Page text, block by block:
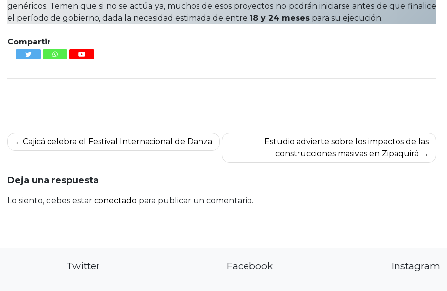
genéricos. Temen que si no se actúa ya, muchos de esos proyectos no podrán iniciarse antes de que finalice
el período de gobierno, dada la necesidad estimada de entre 18 y 24 meses para su ejecución.
Compartir
Navegación
de
Cajicá celebra el Festival Internacional de Danza
Estudio advierte sobre los impactos de las
construcciones masivas en Zipaquirá
Deja una respuesta
Lo siento, debes estar conectado para publicar un comentario.
Twitter Facebook Instagram